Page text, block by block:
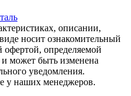
описании,
носит ознакомительный
офертой, определяемой
может быть изменена
уведомления.
у наших менеджеров.